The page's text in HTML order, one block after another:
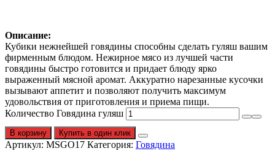
Описание:
Кубики нежнейшей говядины способны сделать гуляш вашим
фирменным блюдом. Нежирное мясо из лучшей части
говядины быстро готовится и придает блюду ярко
выраженный мясной аромат. Аккуратно нарезанные кусочки
вызывают аппетит и позволяют получить максимум
удовольствия от приготовления и приема пищи.
Количество Говядина гуляш
В корзину Купить в один клик
Артикул: MSGO17 Категория: Говядина